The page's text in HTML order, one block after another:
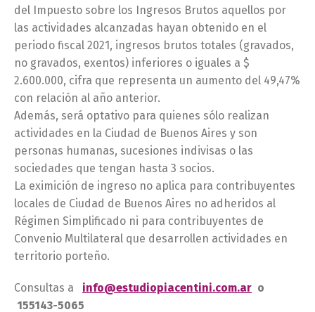
del Impuesto sobre los Ingresos Brutos aquellos por
las actividades alcanzadas hayan obtenido en el
periodo fiscal 2021, ingresos brutos totales (gravados,
no gravados, exentos) inferiores o iguales a $
2.600.000, cifra que representa un aumento del 49,47%
con relación al año anterior.
Además, será optativo para quienes sólo realizan
actividades en la Ciudad de Buenos Aires y son
personas humanas, sucesiones indivisas o las
sociedades que tengan hasta 3 socios.
La eximición de ingreso no aplica para contribuyentes
locales de Ciudad de Buenos Aires no adheridos al
Régimen Simplificado ni para contribuyentes de
Convenio Multilateral que desarrollen actividades en
territorio porteño.
Consultas a info@estudiopiacentini.com.ar o
155143-5065